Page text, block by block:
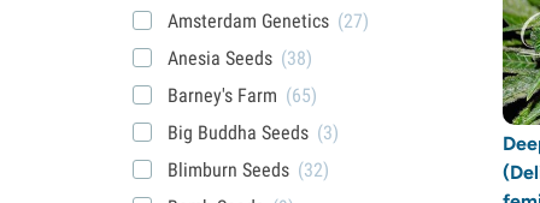
Amsterdam Genetics (27)
Anesia Seeds (38)
Barney's Farm (65)
Big Buddha Seeds (3)
Blimburn Seeds (32)